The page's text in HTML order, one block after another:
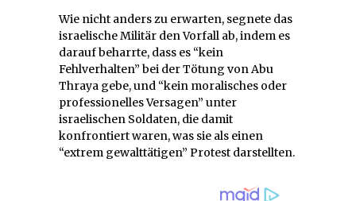
Wie nicht anders zu erwarten, segnete das
israelische Militär den Vorfall ab, indem es
darauf beharrte, dass es “kein
Fehlverhalten” bei der Tötung von Abu
Thraya gebe, und “kein moralisches oder
professionelles Versagen” unter
israelischen Soldaten, die damit
konfrontiert waren, was sie als einen
“extrem gewalttätigen” Protest darstellten.